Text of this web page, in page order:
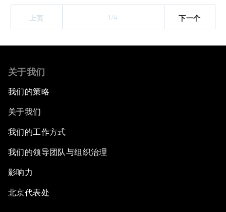
上页 1/4 下一个
关于我们
我们的策略
关于我们
我们的工作方式
我们的领导团队与组织治理
影响力
北京代表处